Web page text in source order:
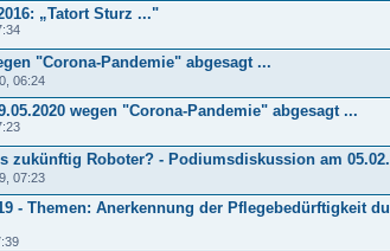
„Tatort Sturz ..."
"Corona-Pandemie" abgesagt ...
06:24
wegen "Corona-Pandemie" abgesagt ...
zukünftig Roboter? - Podiumsdiskussion am
07:23
- Themen: Anerkennung der Pflegebedürftigkeit